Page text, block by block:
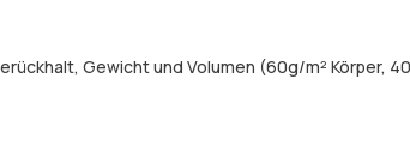
Gewicht und Volumen (60g/m² Körper,